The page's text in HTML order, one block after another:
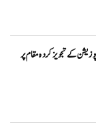
کے تجویز کردہ مقام پر